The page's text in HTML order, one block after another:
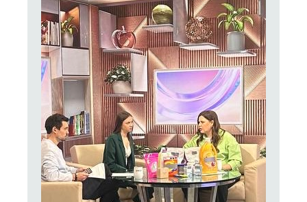
вырабатывали привычку изучать состав.